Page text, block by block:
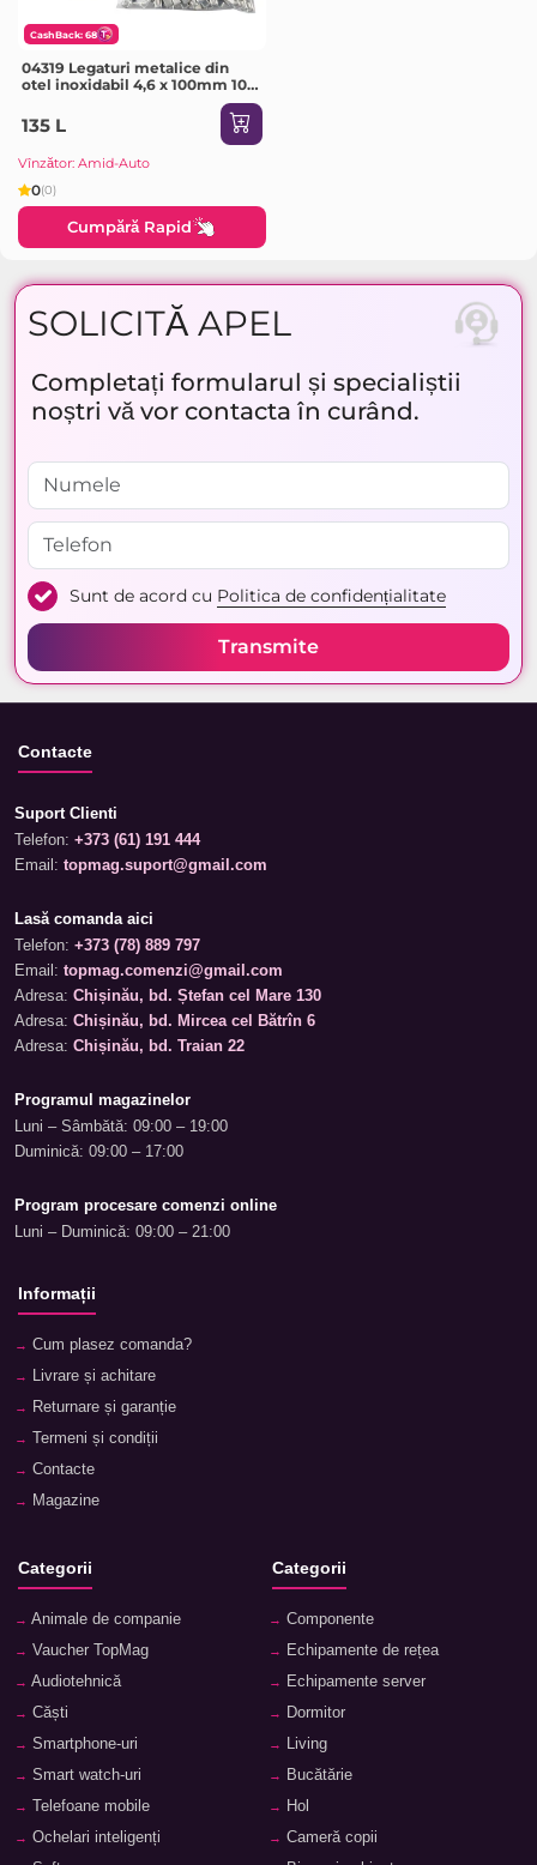
CashBack: 68
04319 Legaturi metalice din
otel inoxidabil 4,6 х 100mm 100
135 L
Vînzător: Amid-Auto
0(0)
Cumpără Rapid
SOLICITĂ APEL
Completați formularul și specialiștii
noștri vă vor contacta în curând.
Sunt de acord cu Politica de confidențialitate
Transmite
Contacte
Suport Clienti
Telefon: +373 (61) 191 444
Email: topmag.suport@gmail.com
Lasă comanda aici
Telefon: +373 (78) 889 797
Email: topmag.comenzi@gmail.com
Adresa: Chișinău, bd. Ștefan cel Mare 130
Adresa: Chișinău, bd. Mircea cel Bătrîn 6
Adresa: Chișinău, bd. Traian 22
Programul magazinelor
Luni – Sâmbătă: 09:00 – 19:00
Duminică: 09:00 – 17:00
Program procesare comenzi online
Luni – Duminică: 09:00 – 21:00
Informații
Cum plasez comanda?
Livrare și achitare
Returnare și garanție
Termeni și condiții
Contacte
Magazine
Categorii
Animale de companie
Vaucher TopMag
Audiotehnică
Căști
Smartphone-uri
Smart watch-uri
Telefoane mobile
Ochelari inteligenți
Categorii
Componente
Echipamente de rețea
Echipamente server
Dormitor
Living
Bucătărie
Hol
Cameră copii